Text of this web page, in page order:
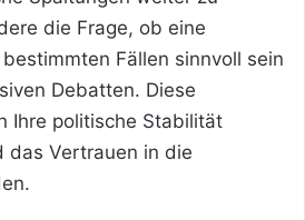
die Frage, ob eine
Fällen sinnvoll sein
Debatten. Diese
Ihre politische Stabilität
das Vertrauen in die